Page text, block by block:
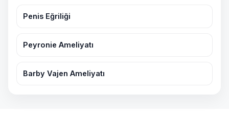
Penis Eğriliği
Peyronie Ameliyatı
Barby Vajen Ameliyatı